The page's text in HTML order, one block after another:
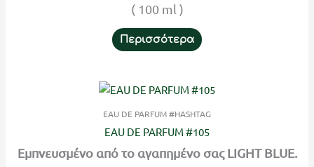
( 100 ml )
Περισσότερα
EAU DE PARFUM #HASHTAG
EAU DE PARFUM #105
Εμπνευσμένο από το αγαπημένο σας LIGHT BLUE.